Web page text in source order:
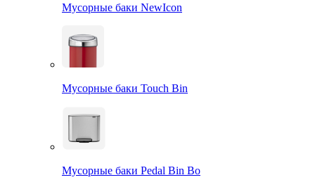
Мусорные баки NewIcon
Мусорные баки Touch Bin
Мусорные баки Pedal Bin Bo